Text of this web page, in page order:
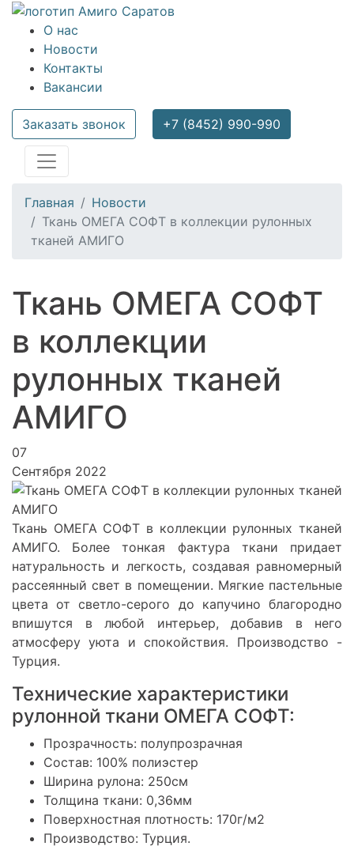
О нас
Новости
Контакты
Вакансии
Заказать звонок +7 (8452) 990-990
Главная
Новости
Ткань ОМЕГА СОФТ в коллекции рулонных
тканей АМИГО
Ткань ОМЕГА СОФТ
в коллекции
рулонных тканей
АМИГО
07
Сентября 2022
Ткань ОМЕГА СОФТ в коллекции рулонных тканей
АМИГО. Более тонкая фактура ткани придает
натуральность и легкость, создавая равномерный
рассеянный свет в помещении. Мягкие пастельные
цвета от светло-серого до капучино благородно
впишутся в любой интерьер, добавив в него
атмосферу уюта и спокойствия. Производство -
Турция.
Технические характеристики
рулонной ткани ОМЕГА СОФТ:
Прозрачность: полупрозрачная
Состав: 100% полиэстер
Ширина рулона: 250см
Толщина ткани: 0,36мм
Поверхностная плотность: 170г/м2
Производство: Турция.